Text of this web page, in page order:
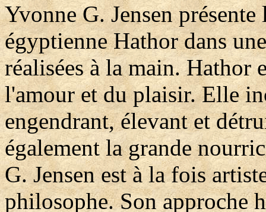
Yvonne G. Jensen présente
égyptienne Hathor dans
réalisées à la main. Hathor
l'amour et du plaisir. Elle
engendrant, élevant et
également la grande
G. Jensen est à la fois
philosophe. Son approche